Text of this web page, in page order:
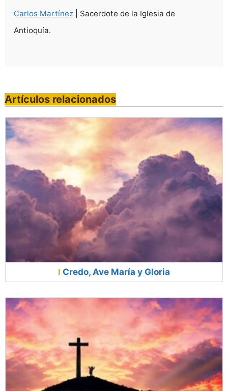
Carlos Martínez | Sacerdote de la Iglesia de
Antioquía.
Artículos relacionados
Credo, Ave María y Gloria